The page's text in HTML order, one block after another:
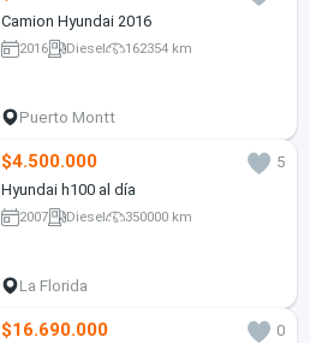
Camion Hyundai 2016
2016 Diesel 162354 km
Puerto Montt
$4.500.000
5
Hyundai h100 al día
2007 Diesel 350000 km
La Florida
$16.690.000
0